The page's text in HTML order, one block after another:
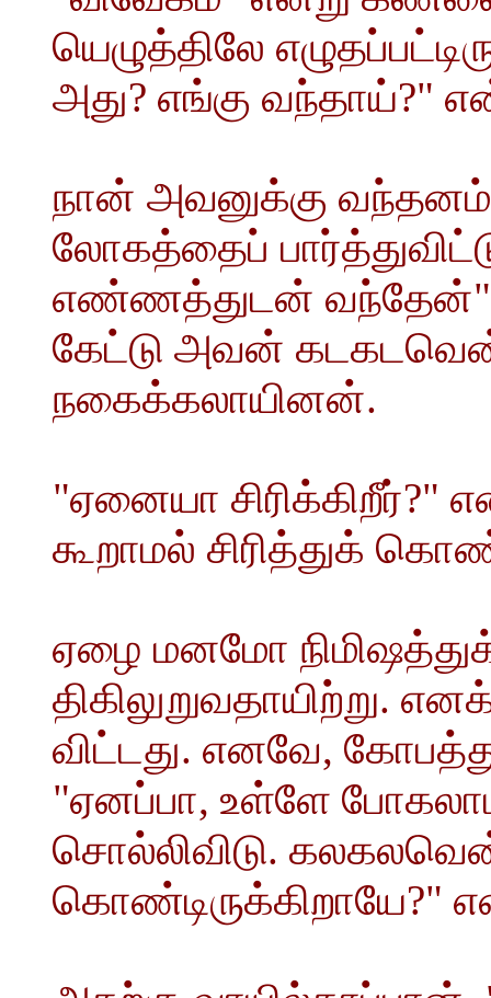
யெழுத்திலே
அது? எங்கு வந்தாய்?"
நான் அவனுக்கு வந்தனம்
லோகத்தைப்
எண்ணத்துடன்
கேட்டு அவன்
நகைக்கலாயினன்.
"ஏனையா
கூறாமல் சிரித்துக்
ஏழை மனமோ
திகிலுறுவதாயிற்று.
விட்டது. எனவே,
"ஏனப்பா, உள்ளே
சொல்லிவிடு.
கொண்டிருக்கிறாயே?"